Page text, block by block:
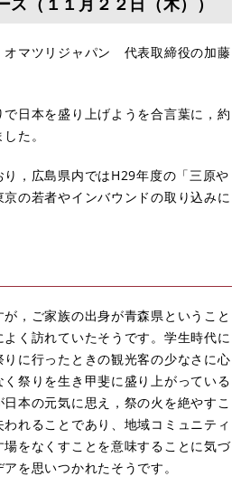
オマツリジャパン 代表取締役の加藤
日本を盛り上げようを合言葉に，約
た。
，広島県内ではH29年度の「三原や
の若者やインバウンドの取り込みに
，ご家族の出身が青森県ということ
く訪れていたそうです。学生時代に
に行ったときの観光客の少なさに心
祭りを生き甲斐に盛り上がっている
本の元気に思え，祭の火を絶やすこ
れることであり、地域コミュニティ
をなくすことを意味することに気づ
を思いつかれたそうです。